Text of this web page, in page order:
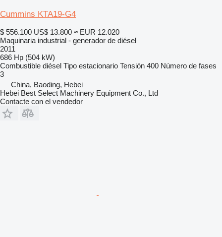
Cummins KTA19-G4
$ 556.100 US$ 13.800 ≈ EUR 12.020
Maquinaria industrial - generador de diésel
2011
686 Hp (504 kW)
Combustible diésel Tipo estacionario Tensión 400 Número de fases
3
China, Baoding, Hebei
Hebei Best Select Machinery Equipment Co., Ltd
Contacte con el vendedor